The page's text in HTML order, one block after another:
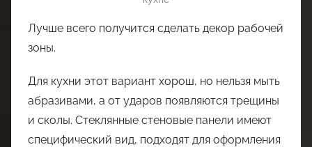
Лучше всего получится сделать декор рабочей
зоны.
Для кухни этот вариант хорош, но нельзя мыть
абразивами, а от ударов появляются трещины
и сколы. Стеклянные стеновые панели имеют
специфический вид, подходят для оформления